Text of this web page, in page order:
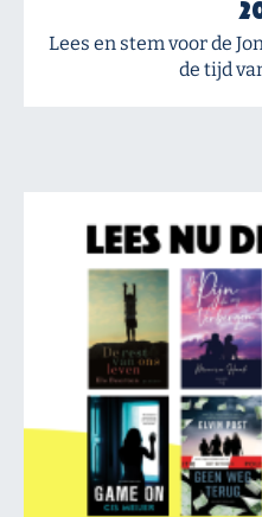
Lees en stem voor de
de tijd